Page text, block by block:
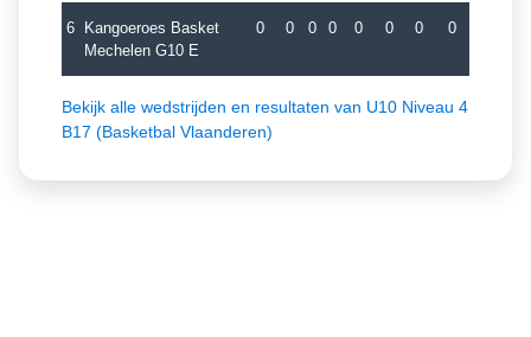
6
Kangoeroes Basket
Mechelen G10 E
0 0 0 0 0 0 0 0
Bekijk alle wedstrijden en resultaten van U10 Niveau 4
B17 (Basketbal Vlaanderen)